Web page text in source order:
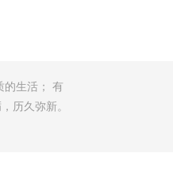
的生活； 有
历久弥新。